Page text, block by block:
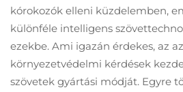
kórokozók elleni küzdelemben,
különféle intelligens
ezekbe. Ami igazán érdekes, az
környezetvédelmi kérdések
szövetek gyártási módját. Egyre